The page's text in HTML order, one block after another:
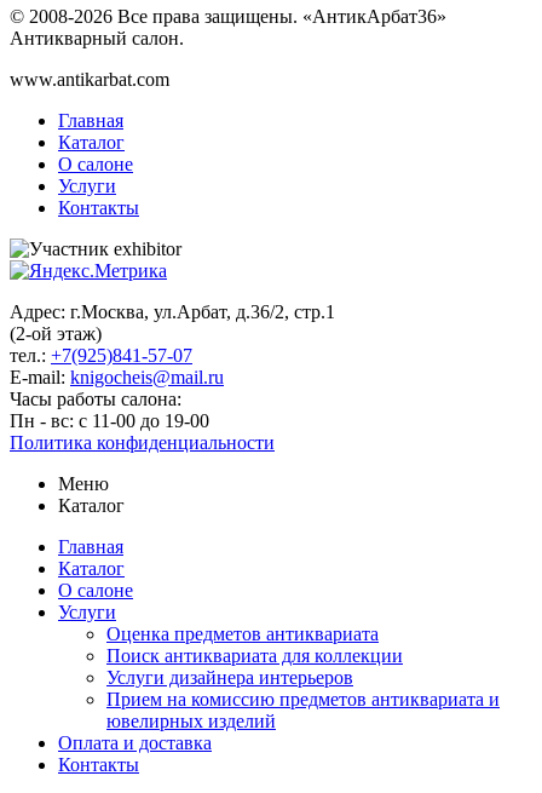
© 2008-2026 Все права защищены. «АнтикАрбат36»
Антикварный салон.
www.antikarbat.com
Главная
Каталог
О салоне
Услуги
Контакты
Адрес: г.Москва, ул.Арбат, д.36/2, стр.1
(2-ой этаж)
тел.: +7(925)841-57-07
E-mail: knigocheis@mail.ru
Часы работы салона:
Пн - вс: с 11-00 до 19-00
Политика конфиденциальности
Меню
Каталог
Главная
Каталог
О салоне
Услуги
Оценка предметов антиквариата
Поиск антиквариата для коллекции
Услуги дизайнера интерьеров
Прием на комиссию предметов антиквариата и
ювелирных изделий
Оплата и доставка
Контакты